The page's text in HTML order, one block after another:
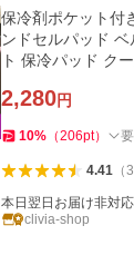
保冷剤ポケット付
ンドセルパッド
2,280円
10% （206pt）
4.41（
本日翌日お届け非対応
clivia-shop